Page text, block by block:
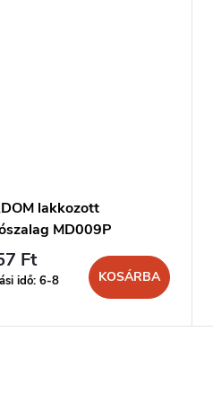
lakkozott
MD009P
Ft
idő: 6-8
KOSÁRBA